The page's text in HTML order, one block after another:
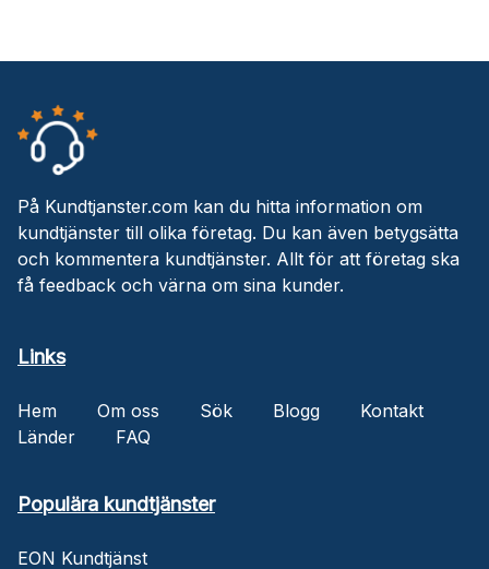
På Kundtjanster.com kan du hitta information om
kundtjänster till olika företag. Du kan även betygsätta
och kommentera kundtjänster. Allt för att företag ska
få feedback och värna om sina kunder.
Links
Hem Om oss Sök Blogg
Kontakt
Länder
FAQ
Populära kundtjänster
EON Kundtjänst